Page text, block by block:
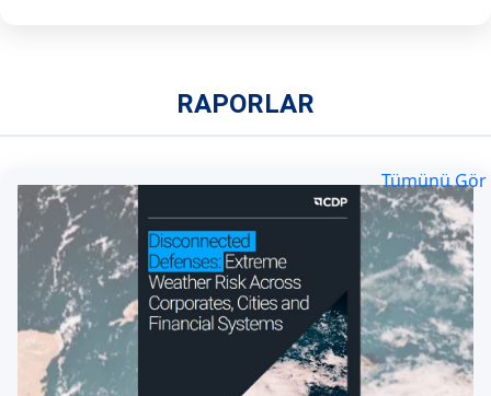
RAPORLAR
Tümünü Gör